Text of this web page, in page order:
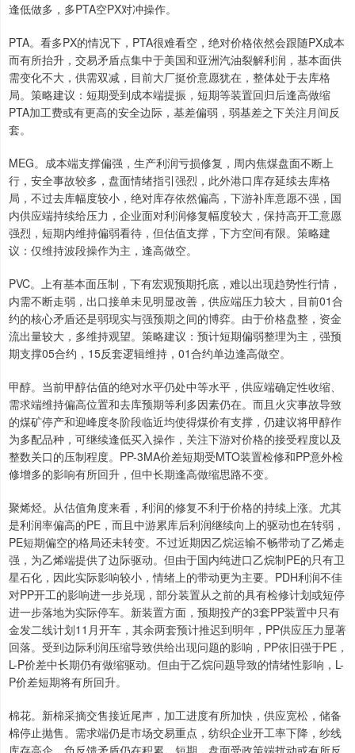
逢低做多，多PTA空PX对冲操作。
PTA。看多PX的情况下，PTA很难看空，绝对价格依然会跟随PX成本
而有所抬升，交易矛盾点集中于美国和亚洲汽油裂解利润，基本面供
需变化不大，供需双减，目前大厂挺价意愿犹在，整体处于去库格
局。策略建议：短期受到成本端提振，短期等装置回归后逢高做缩
PTA加工费或有更高的安全边际，基差偏弱，弱基差之下关注月间反
套。
MEG。成本端支撑偏强，生产利润亏损修复，周内焦煤盘面不断上
行，安全事故较多，盘面情绪指引强烈，此外港口库存延续去库格
局，不过去库幅度较小，绝对库存依然偏高，下游补库意愿不强，国
内供应端持续给压力，企业面对利润修复幅度较大，保持高开工意愿
强烈，短期内维持偏弱看待，但估值支撑，下方空间有限。策略建
议：仅维持波段操作为主，逢高做空。
PVC。上有基本面压制，下有宏观预期托底，难以出现趋势性行情，
内需不断走弱，出口接单未见明显改善，供应端压力较大，目前01合
约的核心矛盾还是弱现实与强预期之间的博弈。由于价格盘整，资金
流出量较大，多维持观望。策略建议：预计短期偏弱整理为主，强预
期支撑05合约，15反套逻辑维持，01合约单边逢高做空。
甲醇。当前甲醇估值的绝对水平仍处中等水平，供应端确定性收缩、
需求端维持偏高位置和去库预期等利多因素仍在。而且火灾事故导致
的煤矿停产和迎峰度冬阶段临近均使得煤价有支撑，仍建议将甲醇作
为多配品种，可继续逢低买入操作，关注下游对价格的接受程度以及
整数关口的压制程度。PP-3MA价差短期受MTO装置检修和PP意外检
修增多的影响有所回升，但中长期逢高做缩思路不变。
聚烯烃。从估值角度来看，利润的修复不利于价格的持续上涨。尤其
是利润率偏高的PE，而且中游累库后利润继续向上的驱动也在转弱，
PE短期偏空的格局还未转变。不过近期因乙烷运输不畅带动了乙烯走
强，为乙烯端提供了边际驱动。但由于国内纯进口乙烷制PE的只有卫
星石化，因此实际影响较小，情绪上的带动更为主要。PDH利润不佳
对PP开工的影响进一步兑现，部分装置从之前的具有检修计划或短停
进一步落地为实际停车。新装置方面，预期投产的3套PP装置中只有
金发二线计划11月开车，其余两套预计推迟到明年，PP供应压力显著
回落。受到边际利润压缩导致供给出现问题的影响，PP依旧强于PE，
L-P价差中长期仍有做缩驱动。但由于乙烷问题导致的情绪性影响，L-
P价差短期将有所回升。
棉花。新棉采摘交售接近尾声，加工进度有所加快，供应宽松，储备
棉停止抛售。需求端仍是市场交易重点，纺织企业开工率下降，纱线
库存高企，负反馈矛盾仍在积累。短期，盘面受政策端扰动或有所反